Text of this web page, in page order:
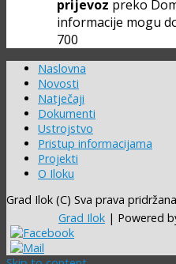
prijevoz preko
informacije mogu
700
Naslovna
Novosti
Natječaji
Dokumenti
Ustrojstvo
Pristup informacijama
Projekti
O Iloku
Grad Ilok (C) Sva prava
Grad Ilok | Powered